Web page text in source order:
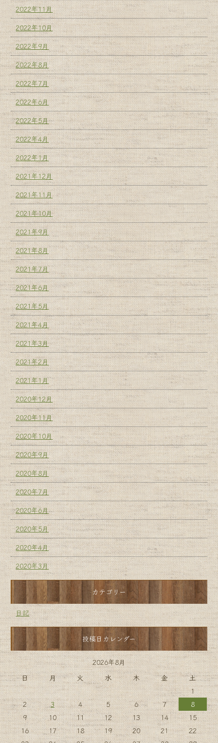
2022年11月
2022年10月
2022年9月
2022年8月
2022年7月
2022年6月
2022年5月
2022年4月
2022年1月
2021年12月
2021年11月
2021年10月
2021年9月
2021年8月
2021年7月
2021年6月
2021年5月
2021年4月
2021年3月
2021年2月
2021年1月
2020年12月
2020年11月
2020年10月
2020年9月
2020年8月
2020年7月
2020年6月
2020年5月
2020年4月
2020年3月
カテゴリー
日記
投稿日カレンダー
2026年8月
日
月 火 水 木 金
土
1
2
3 4 5 6 7
8
9
10 11 12 13 14
15
16
17 18 19 20 21
22